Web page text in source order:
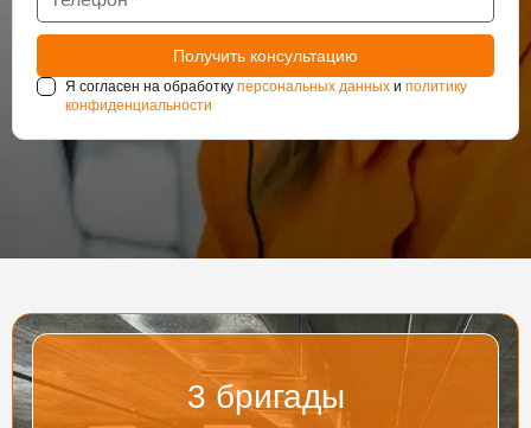
Я согласен на обработку персональных данных и политику
конфиденциальности
3 бригады